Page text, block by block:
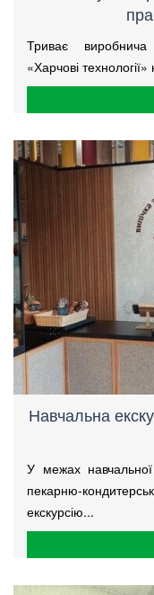
Триває виробнича
«Харчові
Навчальна
У межах навчальної
пекарню-
екскурсію...